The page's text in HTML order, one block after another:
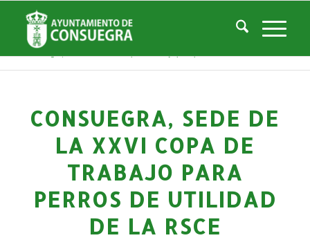
Noticias
Usted está aquí: Inicio / Noticias Deportes
Actividades deportivas /
CONSUEGRA, SEDE DE
LA XXVI COPA DE
TRABAJO PARA
PERROS DE UTILIDAD
DE LA RSCE